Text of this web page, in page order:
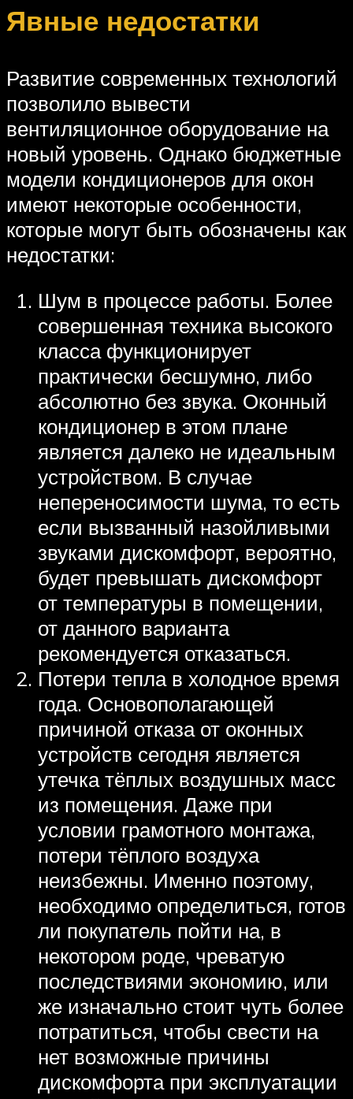
Явные недостатки
Развитие современных технологий
позволило вывести
вентиляционное оборудование на
новый уровень. Однако бюджетные
модели кондиционеров для окон
имеют некоторые особенности,
которые могут быть обозначены как
недостатки:
Шум в процессе работы. Более
совершенная техника высокого
класса функционирует
практически бесшумно, либо
абсолютно без звука. Оконный
кондиционер в этом плане
является далеко не идеальным
устройством. В случае
непереносимости шума, то есть
если вызванный назойливыми
звуками дискомфорт, вероятно,
будет превышать дискомфорт
от температуры в помещении,
от данного варианта
рекомендуется отказаться.
Потери тепла в холодное время
года. Основополагающей
причиной отказа от оконных
устройств сегодня является
утечка тёплых воздушных масс
из помещения. Даже при
условии грамотного монтажа,
потери тёплого воздуха
неизбежны. Именно поэтому,
необходимо определиться, готов
ли покупатель пойти на, в
некотором роде, чреватую
последствиями экономию, или
же изначально стоит чуть более
потратиться, чтобы свести на
нет возможные причины
дискомфорта при эксплуатации